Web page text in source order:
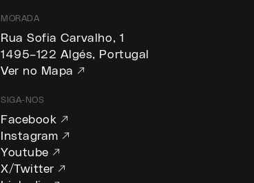
MORADA
Rua Sofia Carvalho, 1
1495–122 Algés, Portugal
Ver no Mapa ↗
SIGA-NOS
Facebook ↗
Instagram ↗
Youtube ↗
X/Twitter ↗